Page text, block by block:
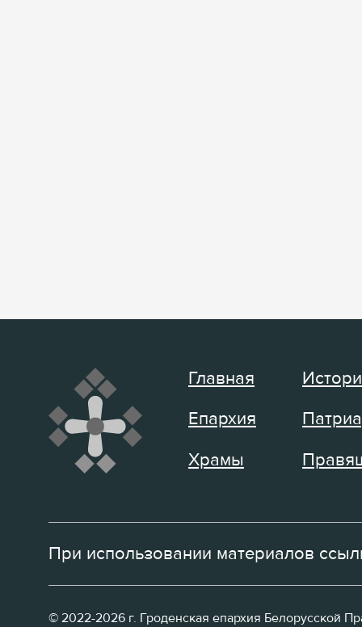
Главная
Епархия
Храмы
При использовании материалов
© 2022-2026 г. Гроденская епархия Белорусской